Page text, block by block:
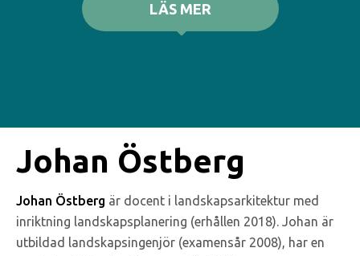
LÄS MER
Johan Östberg
Johan Östberg är docent i landskapsarkitektur med
inriktning landskapsplanering (erhållen 2018). Johan är
utbildad landskapsingenjör (examensår 2008), har en